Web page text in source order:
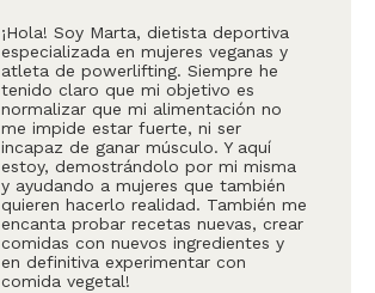
¡Hola! Soy Marta, dietista deportiva
especializada en mujeres veganas y
atleta de powerlifting. Siempre he
tenido claro que mi objetivo es
normalizar que mi alimentación no
me impide estar fuerte, ni ser
incapaz de ganar músculo. Y aquí
estoy, demostrándolo por mi misma
y ayudando a mujeres que también
quieren hacerlo realidad. También me
encanta probar recetas nuevas, crear
comidas con nuevos ingredientes y
en definitiva experimentar con
comida vegetal!